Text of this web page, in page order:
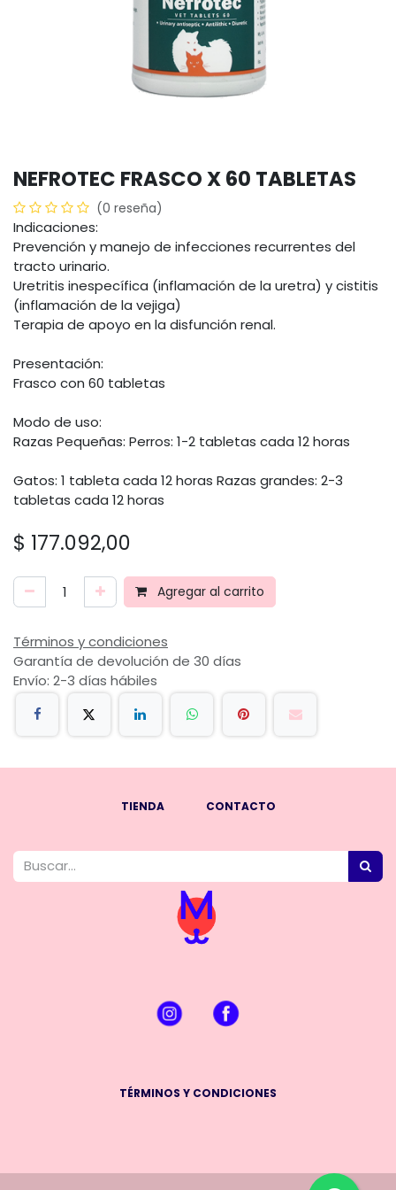
NEFROTEC FRASCO X 60 TABLETAS
(0 reseña)
Indicaciones:
Prevención y manejo de infecciones recurrentes del
tracto urinario.
Uretritis inespecífica (inflamación de la uretra) y cistitis
(inflamación de la vejiga)
Terapia de apoyo en la disfunción renal.
Presentación:
Frasco con 60 tabletas
Modo de uso:
Razas Pequeñas: Perros: 1-2 tabletas cada 12 horas
Gatos: 1 tableta cada 12 horas Razas grandes: 2-3
tabletas cada 12 horas
$ 177.092,00
Agregar al carrito
Términos y condiciones
Garantía de devolución de 30 días
Envío: 2-3 días hábiles
TIENDA CONTACTO
TÉRMINOS Y CONDICIONES